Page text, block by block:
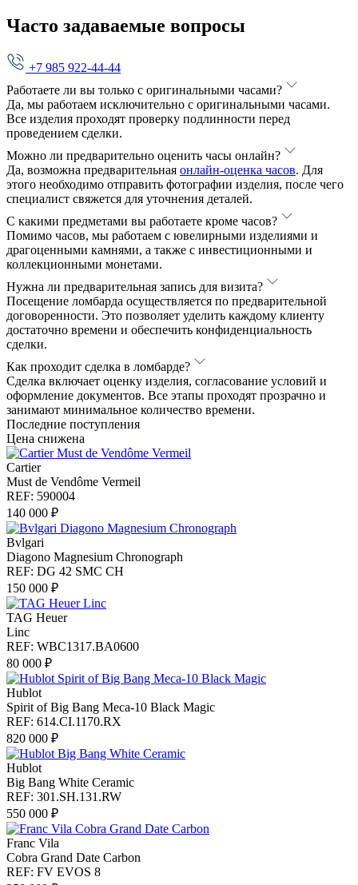
Часто задаваемые вопросы
+7 985 922-44-44
Работаете ли вы только с оригинальными часами?
Да, мы работаем исключительно с оригинальными часами.
Все изделия проходят проверку подлинности перед
проведением сделки.
Можно ли предварительно оценить часы онлайн?
Да, возможна предварительная онлайн-оценка часов. Для
этого необходимо отправить фотографии изделия, после чего
специалист свяжется для уточнения деталей.
С какими предметами вы работаете кроме часов?
Помимо часов, мы работаем с ювелирными изделиями и
драгоценными камнями, а также с инвестиционными и
коллекционными монетами.
Нужна ли предварительная запись для визита?
Посещение ломбарда осуществляется по предварительной
договоренности. Это позволяет уделить каждому клиенту
достаточно времени и обеспечить конфиденциальность
сделки.
Как проходит сделка в ломбарде?
Сделка включает оценку изделия, согласование условий и
оформление документов. Все этапы проходят прозрачно и
занимают минимальное количество времени.
Последние поступления
Цена снижена
Cartier
Must de Vendôme Vermeil
REF: 590004
140 000 ₽
Bvlgari
Diagono Magnesium Chronograph
REF: DG 42 SMC CH
150 000 ₽
TAG Heuer
Linc
REF: WBC1317.BA0600
80 000 ₽
Hublot
Spirit of Big Bang Meca-10 Black Magic
REF: 614.CI.1170.RX
820 000 ₽
Hublot
Big Bang White Ceramic
REF: 301.SH.131.RW
550 000 ₽
Franc Vila
Cobra Grand Date Carbon
REF: FV EVOS 8